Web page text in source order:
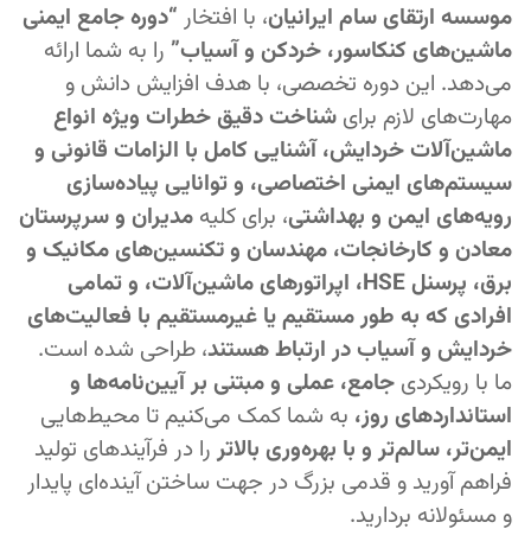
موسسه ارتقای سام ایرانیان، با افتخار “دوره جامع ایمنی
ماشین‌های کنکاسور، خردکن و آسیاب” را به شما ارائه
می‌دهد. این دوره تخصصی، با هدف افزایش دانش و
مهارت‌های لازم برای شناخت دقیق خطرات ویژه انواع
ماشین‌آلات خردایش، آشنایی کامل با الزامات قانونی و
سیستم‌های ایمنی اختصاصی، و توانایی پیاده‌سازی
رویه‌های ایمن و بهداشتی، برای کلیه مدیران و سرپرستان
معادن و کارخانجات، مهندسان و تکنسین‌های مکانیک و
برق، پرسنل HSE، اپراتورهای ماشین‌آلات، و تمامی
افرادی که به طور مستقیم یا غیرمستقیم با فعالیت‌های
خردایش و آسیاب در ارتباط هستند، طراحی شده است.
ما با رویکردی جامع، عملی و مبتنی بر آیین‌نامه‌ها و
استانداردهای روز، به شما کمک می‌کنیم تا محیط‌هایی
ایمن‌تر، سالم‌تر و با بهره‌وری بالاتر را در فرآیندهای تولید
فراهم آورید و قدمی بزرگ در جهت ساختن آینده‌ای پایدار
و مسئولانه بردارید.